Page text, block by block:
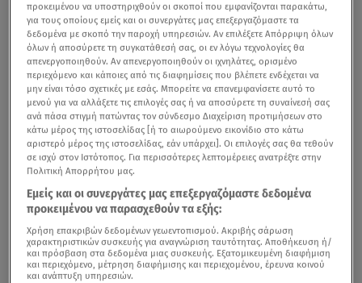
προκειμένου να υποστηριχθούν οι σκοποί που εμφανίζονται παρακάτω,
για τους οποίους εμείς και οι συνεργάτες μας επεξεργαζόμαστε τα
δεδομένα με σκοπό την παροχή υπηρεσιών. Αν επιλέξετε Απόρριψη όλων
όλων ή αποσύρετε τη συγκατάθεσή σας, οι εν λόγω τεχνολογίες θα
απενεργοποιηθούν. Αν απενεργοποιηθούν οι ιχνηλάτες, ορισμένο
περιεχόμενο και κάποιες από τις διαφημίσεις που βλέπετε ενδέχεται να
μην είναι τόσο σχετικές με εσάς. Μπορείτε να επανεμφανίσετε αυτό το
μενού για να αλλάξετε τις επιλογές σας ή να αποσύρετε τη συναίνεσή σας
ανά πάσα στιγμή πατώντας τον σύνδεσμο Διαχείριση προτιμήσεων στο
κάτω μέρος της ιστοσελίδας [ή το αιωρούμενο εικονίδιο στο κάτω
αριστερό μέρος της ιστοσελίδας, εάν υπάρχει]. Οι επιλογές σας θα τεθούν
σε ισχύ στον Ιστότοπος. Για περισσότερες λεπτομέρειες ανατρέξτε στην
Πολιτική Απορρήτου μας.
Εμείς και οι συνεργάτες μας επεξεργαζόμαστε δεδομένα
προκειμένου να παρασχεθούν τα εξής:
Χρήση επακριβών δεδομένων γεωεντοπισμού. Ακριβής σάρωση
χαρακτηριστικών συσκευής για αναγνώριση ταυτότητας. Αποθήκευση ή/
και πρόσβαση στα δεδομένα μιας συσκευής. Εξατομικευμένη διαφήμιση
και περιεχόμενο, μέτρηση διαφήμισης και περιεχομένου, έρευνα κοινού
και ανάπτυξη υπηρεσιών.